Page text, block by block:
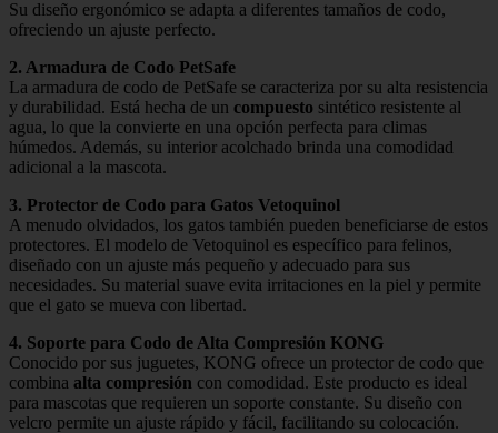
Su diseño ergonómico se adapta a diferentes tamaños de codo,
ofreciendo un ajuste perfecto.
2. Armadura de Codo PetSafe
La armadura de codo de PetSafe se caracteriza por su alta resistencia
y durabilidad. Está hecha de un compuesto sintético resistente al
agua, lo que la convierte en una opción perfecta para climas
húmedos. Además, su interior acolchado brinda una comodidad
adicional a la mascota.
3. Protector de Codo para Gatos Vetoquinol
A menudo olvidados, los gatos también pueden beneficiarse de estos
protectores. El modelo de Vetoquinol es específico para felinos,
diseñado con un ajuste más pequeño y adecuado para sus
necesidades. Su material suave evita irritaciones en la piel y permite
que el gato se mueva con libertad.
4. Soporte para Codo de Alta Compresión KONG
Conocido por sus juguetes, KONG ofrece un protector de codo que
combina alta compresión con comodidad. Este producto es ideal
para mascotas que requieren un soporte constante. Su diseño con
velcro permite un ajuste rápido y fácil, facilitando su colocación.